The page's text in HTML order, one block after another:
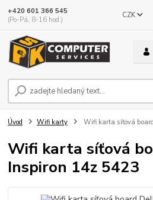
CZK
+420 601 366 545
(Po-Pá, 8-16 hod.)
Úvod Wifi karty Wifi karta síťová
Wifi karta síťová
Inspiron 14z 5423